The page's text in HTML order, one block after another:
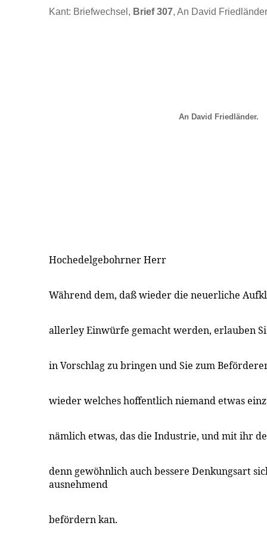
Kant: Briefwechsel, Brief 307, An David
An David Friedländer.
Hochedelgebohrner Herr
Während dem, daß wieder die neuerliche
allerley Einwürfe gemacht werden, erlauben
in Vorschlag zu bringen und Sie zum
wieder welches hoffentlich niemand etwas
nämlich etwas, das die Industrie, und mit ihr
denn gewöhnlich auch bessere Denkungsart
ausnehmend
befördern kan.